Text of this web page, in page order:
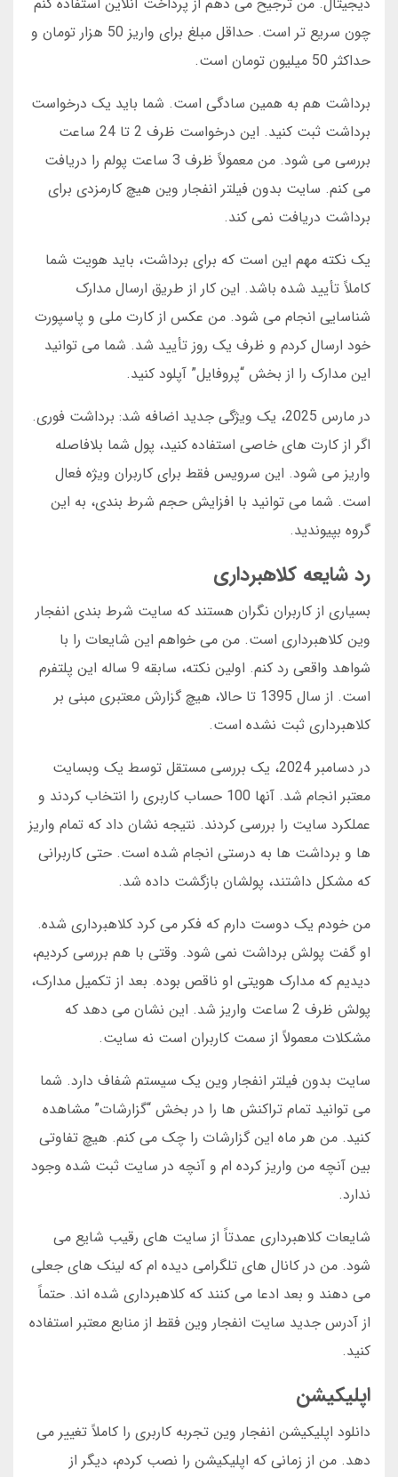
چون سریع تر است. حداقل مبلغ برای واریز 50 هزار تومان و
حداکثر 50 میلیون تومان است.
برداشت هم به همین سادگی است. شما باید یک درخواست
برداشت ثبت کنید. این درخواست ظرف 2 تا 24 ساعت
بررسی می شود. من معمولاً ظرف 3 ساعت پولم را دریافت
می کنم. سایت بدون فیلتر انفجار وین هیچ کارمزدی برای
برداشت دریافت نمی کند.
یک نکته مهم این است که برای برداشت، باید هویت شما
کاملاً تأیید شده باشد. این کار از طریق ارسال مدارک
شناسایی انجام می شود. من عکس از کارت ملی و پاسپورت
خود ارسال کردم و ظرف یک روز تأیید شد. شما می توانید
این مدارک را از بخش “پروفایل” آپلود کنید.
در مارس 2025، یک ویژگی جدید اضافه شد: برداشت فوری.
اگر از کارت های خاصی استفاده کنید، پول شما بلافاصله
واریز می شود. این سرویس فقط برای کاربران ویژه فعال
است. شما می توانید با افزایش حجم شرط بندی، به این
گروه بپیوندید.
رد شایعه کلاهبرداری
بسیاری از کاربران نگران هستند که سایت شرط بندی انفجار
وین کلاهبرداری است. من می خواهم این شایعات را با
شواهد واقعی رد کنم. اولین نکته، سابقه 9 ساله این پلتفرم
است. از سال 1395 تا حالا، هیچ گزارش معتبری مبنی بر
کلاهبرداری ثبت نشده است.
در دسامبر 2024، یک بررسی مستقل توسط یک وبسایت
معتبر انجام شد. آنها 100 حساب کاربری را انتخاب کردند و
عملکرد سایت را بررسی کردند. نتیجه نشان داد که تمام واریز
ها و برداشت ها به درستی انجام شده است. حتی کاربرانی
که مشکل داشتند، پولشان بازگشت داده شد.
من خودم یک دوست دارم که فکر می کرد کلاهبرداری شده.
او گفت پولش برداشت نمی شود. وقتی با هم بررسی کردیم،
دیدیم که مدارک هویتی او ناقص بوده. بعد از تکمیل مدارک،
پولش ظرف 2 ساعت واریز شد. این نشان می دهد که
مشکلات معمولاً از سمت کاربران است نه سایت.
سایت بدون فیلتر انفجار وین یک سیستم شفاف دارد. شما
می توانید تمام تراکنش ها را در بخش “گزارشات” مشاهده
کنید. من هر ماه این گزارشات را چک می کنم. هیچ تفاوتی
بین آنچه من واریز کرده ام و آنچه در سایت ثبت شده وجود
ندارد.
شایعات کلاهبرداری عمدتاً از سایت های رقیب شایع می
شود. من در کانال های تلگرامی دیده ام که لینک های جعلی
می دهند و بعد ادعا می کنند که کلاهبرداری شده اند. حتماً
از آدرس جدید سایت انفجار وین فقط از منابع معتبر استفاده
کنید.
اپلیکیشن
دانلود اپلیکیشن انفجار وین تجربه کاربری را کاملاً تغییر می
دهد. من از زمانی که اپلیکیشن را نصب کردم، دیگر از